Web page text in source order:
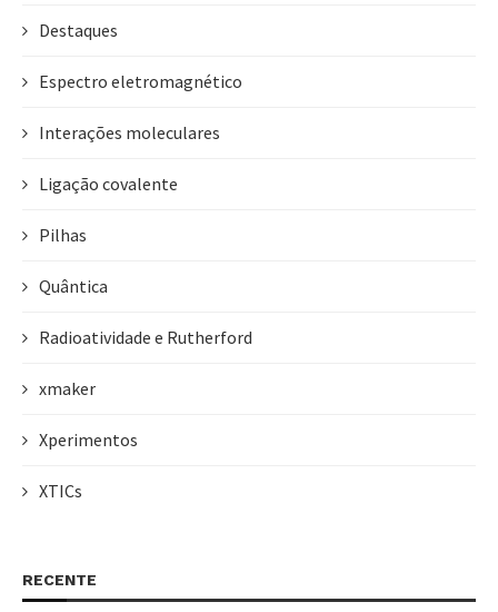
Destaques
Espectro eletromagnético
Interações moleculares
Ligação covalente
Pilhas
Quântica
Radioatividade e Rutherford
xmaker
Xperimentos
XTICs
RECENTE